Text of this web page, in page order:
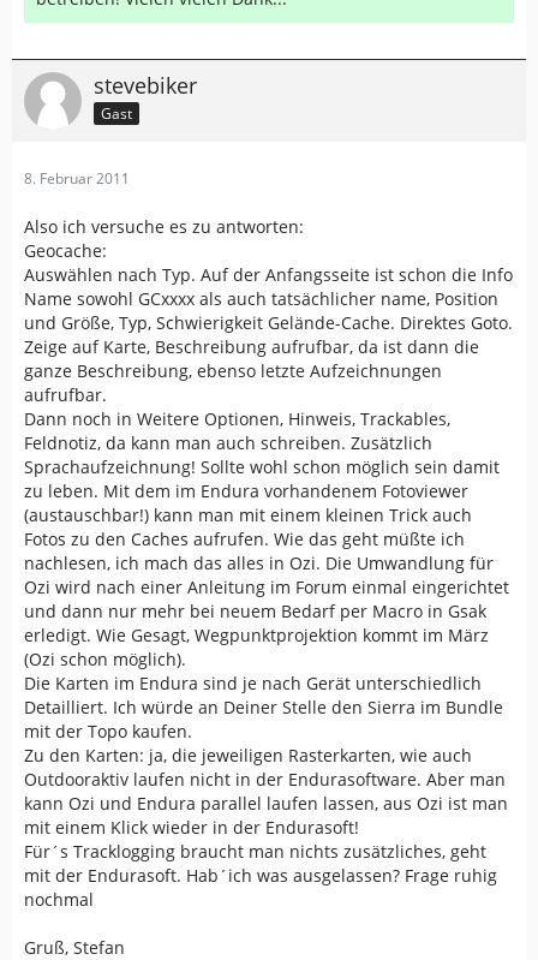
stevebiker
Gast
8. Februar 2011
Also ich versuche es zu antworten:
Geocache:
Auswählen nach Typ. Auf der Anfangsseite ist schon die Info
Name sowohl GCxxxx als auch tatsächlicher name, Position
und Größe, Typ, Schwierigkeit Gelände-Cache. Direktes Goto.
Zeige auf Karte, Beschreibung aufrufbar, da ist dann die
ganze Beschreibung, ebenso letzte Aufzeichnungen
aufrufbar.
Dann noch in Weitere Optionen, Hinweis, Trackables,
Feldnotiz, da kann man auch schreiben. Zusätzlich
Sprachaufzeichnung! Sollte wohl schon möglich sein damit
zu leben. Mit dem im Endura vorhandenem Fotoviewer
(austauschbar!) kann man mit einem kleinen Trick auch
Fotos zu den Caches aufrufen. Wie das geht müßte ich
nachlesen, ich mach das alles in Ozi. Die Umwandlung für
Ozi wird nach einer Anleitung im Forum einmal eingerichtet
und dann nur mehr bei neuem Bedarf per Macro in Gsak
erledigt. Wie Gesagt, Wegpunktprojektion kommt im März
(Ozi schon möglich).
Die Karten im Endura sind je nach Gerät unterschiedlich
Detailliert. Ich würde an Deiner Stelle den Sierra im Bundle
mit der Topo kaufen.
Zu den Karten: ja, die jeweiligen Rasterkarten, wie auch
Outdooraktiv laufen nicht in der Endurasoftware. Aber man
kann Ozi und Endura parallel laufen lassen, aus Ozi ist man
mit einem Klick wieder in der Endurasoft!
Für´s Tracklogging braucht man nichts zusätzliches, geht
mit der Endurasoft. Hab´ich was ausgelassen? Frage ruhig
nochmal
Gruß, Stefan